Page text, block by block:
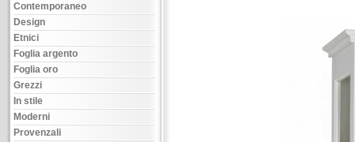
Contemporaneo
Design
Etnici
Foglia argento
Foglia oro
Grezzi
In stile
Moderni
Provenzali